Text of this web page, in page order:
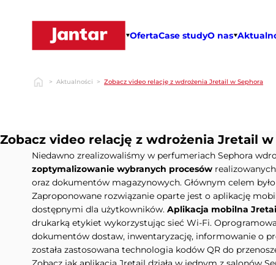
OfertaCase studyO nas
> Aktualności > Zobacz video relację z wdrożenia Jretail w Sephora
Zobacz video relację z wdrożenia Jretail w
Niedawno zrealizowaliśmy w perfumeriach Sephora
zoptymalizowanie wybranych procesów
oraz dokumentów magazynowych. Głównym celem było
Zaproponowane rozwiązanie oparte jest o aplikację
dostępnymi dla użytkowników. Aplikacja mobilna
drukarką etykiet wykorzystując sieć Wi-Fi.
dokumentów dostaw, inwentaryzację, informowanie o
została zastosowana technologia kodów QR do